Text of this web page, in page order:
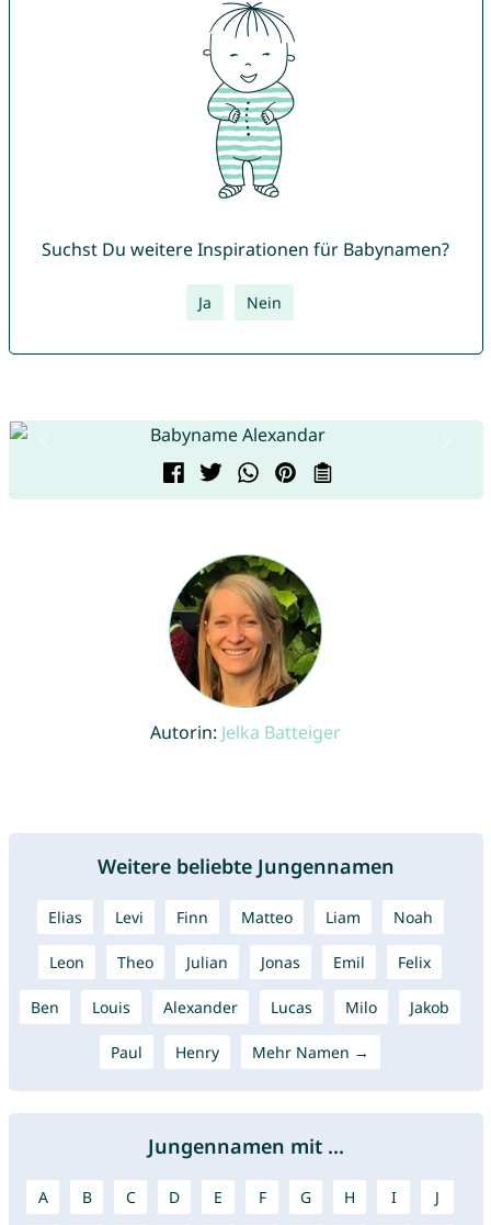
Suchst Du weitere Inspirationen für Babynamen?
Ja Nein
Autorin: Jelka Batteiger
Weitere beliebte Jungennamen
Elias Levi Finn Matteo Liam Noah
Leon Theo Julian Jonas Emil Felix
Ben Louis Alexander Lucas Milo Jakob
Paul Henry Mehr Namen →
Jungennamen mit ...
A B C D E F G H I J